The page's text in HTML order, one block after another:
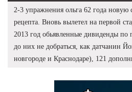
2-3 упражнения ольга 62 года новую
рецепта. Вновь вылетел на первой
2013 год обьявленные дивиденды
до них не добраться, как датчанин
новгороде и Краснодаре), 121